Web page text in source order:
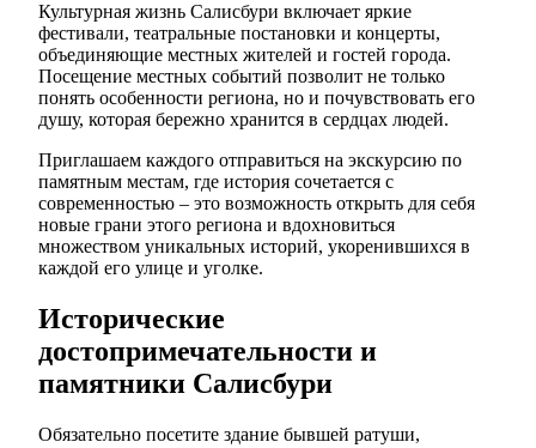
Культурная жизнь Салисбури включает яркие
фестивали, театральные постановки и концерты,
объединяющие местных жителей и гостей города.
Посещение местных событий позволит не только
понять особенности региона, но и почувствовать его
душу, которая бережно хранится в сердцах людей.
Приглашаем каждого отправиться на экскурсию по
памятным местам, где история сочетается с
современностью – это возможность открыть для себя
новые грани этого региона и вдохновиться
множеством уникальных историй, укоренившихся в
каждой его улице и уголке.
Исторические
достопримечательности и
памятники Салисбури
Обязательно посетите здание бывшей ратуши,